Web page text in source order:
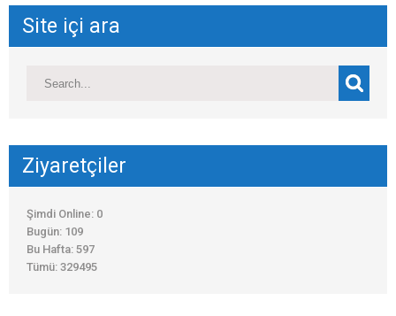
Site içi ara
Ziyaretçiler
Şimdi Online: 0
Bugün: 109
Bu Hafta: 597
Tümü: 329495